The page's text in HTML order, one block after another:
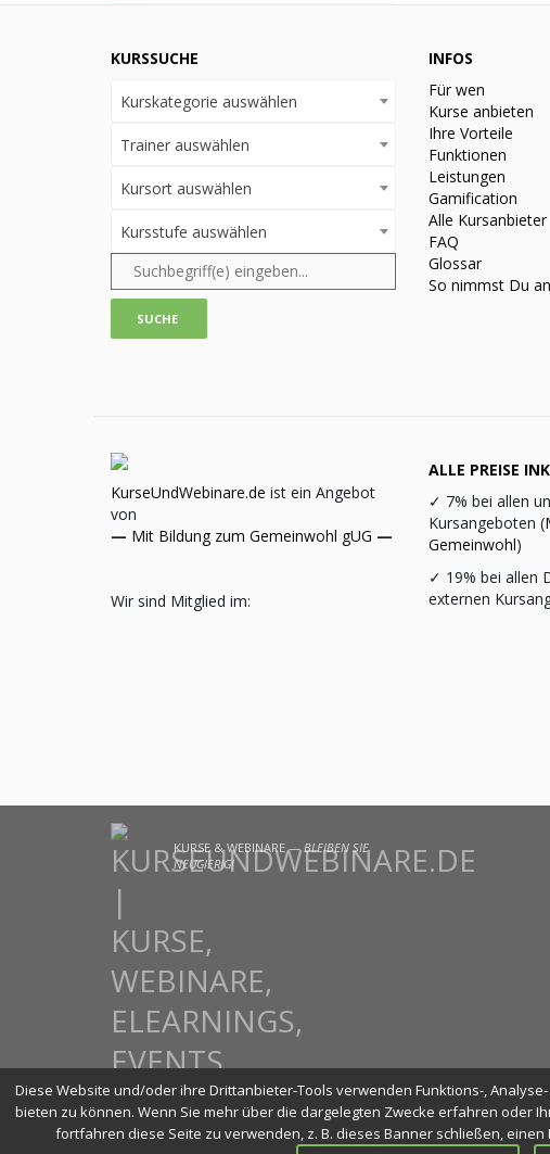
KURSSUCHE
Kurskategorie auswählen
Trainer auswählen
Kursort auswählen
Kursstufe auswählen
INFOS
Für wen
Kurse anbieten
Ihre Vorteile
Funktionen
Leistungen
Gamification
Alle Kursanbieter
FAQ
Glossar
So nimmst Du
KurseUndWebinare.de ist ein Angebot
von
— Mit Bildung zum Gemeinwohl gUG —
Wir sind Mitglied im:
ALLE PREISE
✓ 7% bei allen
Kursangeboten (
Gemeinwohl)
✓ 19% bei allen
externen
KURSE & WEBINARE —BLEIBEN SIE
NEUGIERIG!
Diese Website und/oder ihre Drittanbieter-Tools verwenden Funktions-,
bieten zu können. Wenn Sie mehr über die dargelegten Zwecke erfahren oder
fortfahren diese Seite zu verwenden, z. B. dieses Banner schließen,